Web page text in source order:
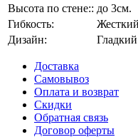
Высота по стене:: до 3см.
Гибкость:
Жесткий
Дизайн:
Гладкий
Доставка
Самовывоз
Оплата и возврат
Скидки
Обратная связь
Договор оферты